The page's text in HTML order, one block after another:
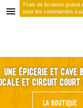
Frais de livraison gratuit
pour les commandes à
à
menu